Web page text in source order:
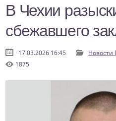
В Чехии
сбежавшего
17.03.2026 16:45 Новости
1875